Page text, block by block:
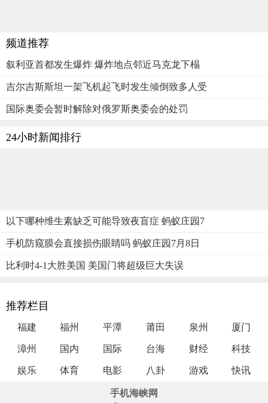
频道推荐
叙利亚首都发生爆炸 爆炸地点邻近马克龙下榻
吉尔吉斯斯坦一架飞机起飞时发生倾倒致多人受
国际奥委会暂时解除对俄罗斯奥委会的处罚
24小时新闻排行
以下哪种维生素缺乏可能导致夜盲症 蚂蚁庄园7
手机防窥膜会直接损伤眼睛吗 蚂蚁庄园7月8日
比利时4-1大胜美国 美国门将超级巨大失误
推荐栏目
福建 福州 平潭 莆田 泉州 厦门
漳州 国内 国际 台海 财经 科技
娱乐 体育 电影 八卦 游戏 快讯
手机海峡网